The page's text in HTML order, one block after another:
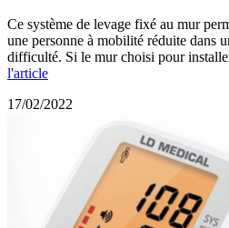
Ce système de levage fixé au mur
une personne à mobilité réduite dans
difficulté. Si le mur choisi pour
l'article
17/02/2022